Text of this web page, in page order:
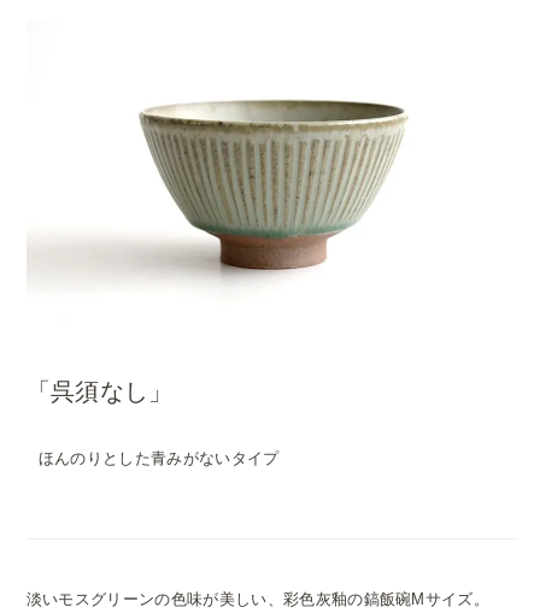
「呉須なし」
ほんのりとした青みがないタイプ
淡いモスグリーンの色味が美しい、彩色灰釉の鎬飯碗Mサイズ。